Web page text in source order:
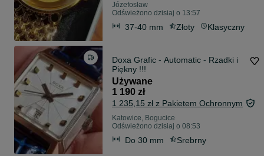
Józefosław
Odświeżono dzisiaj o 13:57
37-40 mm Złoty Klasyczny
Doxa Grafic - Automatic - Rzadki i
Piękny !!!
Używane
1 190 zł
1 235,15 zł z Pakietem Ochronnym
Katowice, Bogucice
Odświeżono dzisiaj o 08:53
Do 30 mm Srebrny